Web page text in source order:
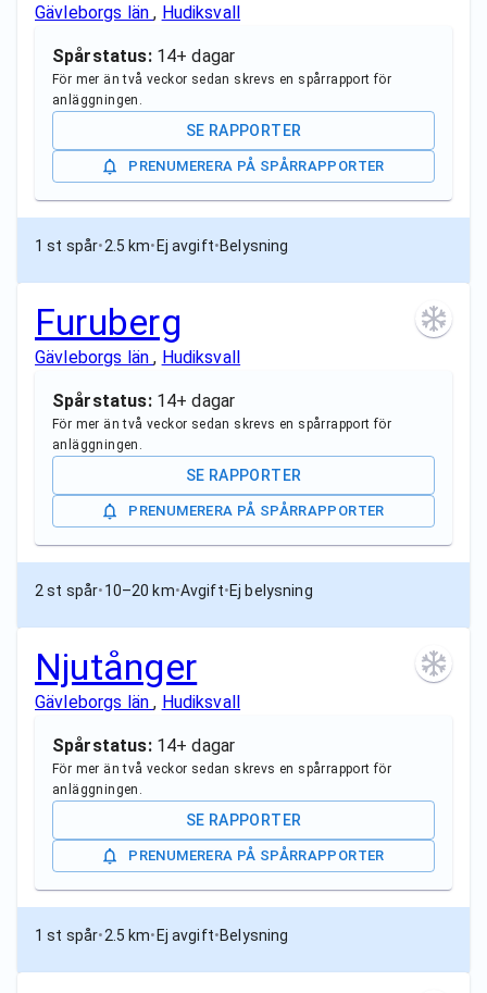
Gävleborgs län, Hudiksvall
Spårstatus: 14+ dagar
För mer än två veckor sedan skrevs en spårrapport för
anläggningen.
SE RAPPORTER
PRENUMERERA PÅ SPÅRRAPPORTER
1 st spår•2.5 km• Ej avgift•Belysning
Furuberg
Gävleborgs län, Hudiksvall
Spårstatus: 14+ dagar
För mer än två veckor sedan skrevs en spårrapport för
anläggningen.
SE RAPPORTER
PRENUMERERA PÅ SPÅRRAPPORTER
2 st spår•10–20 km•Avgift•Ej belysning
Njutånger
Gävleborgs län, Hudiksvall
Spårstatus: 14+ dagar
För mer än två veckor sedan skrevs en spårrapport för
anläggningen.
SE RAPPORTER
PRENUMERERA PÅ SPÅRRAPPORTER
1 st spår•2.5 km• Ej avgift•Belysning